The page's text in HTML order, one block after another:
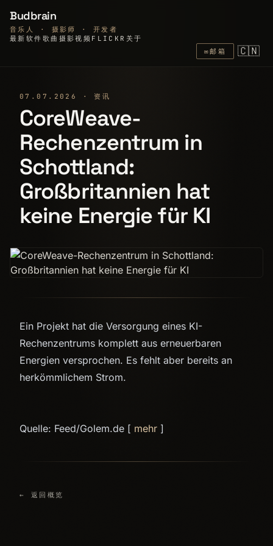
Budbrain
音乐人 · 摄影师 · 开发者
最新 软件 歌曲 摄影视频 FLICKR 关于
✉邮箱 🇨🇳
07.07.2026 · 资讯
CoreWeave-
Rechenzentrum in
Schottland:
Großbritannien hat
keine Energie für KI
Ein Projekt hat die Versorgung eines KI-
Rechenzentrums komplett aus erneuerbaren
Energien versprochen. Es fehlt aber bereits an
herkömmlichem Strom.
Quelle: Feed/Golem.de [ mehr ]
← 返回概览